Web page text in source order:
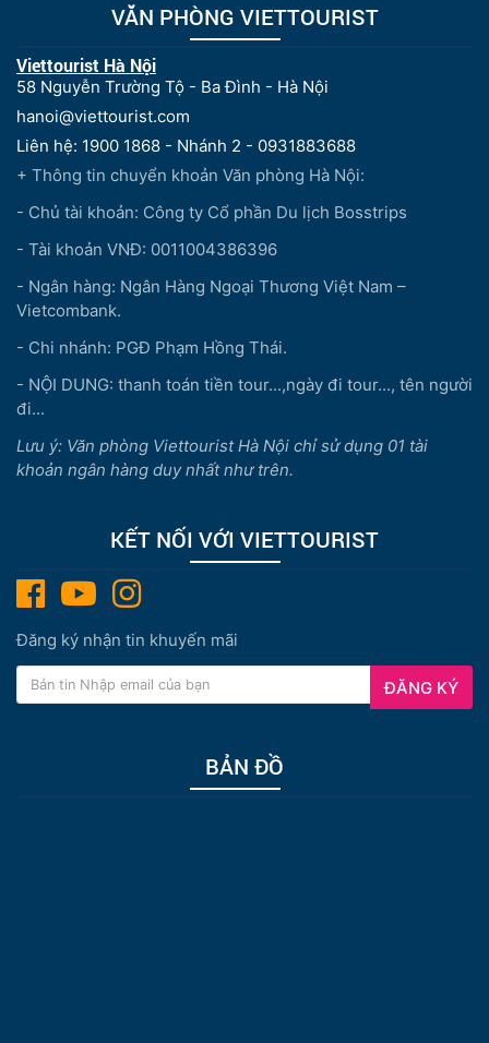
VĂN PHÒNG VIETTOURIST
Viettourist Hà Nội
58 Nguyễn Trường Tộ - Ba Đình - Hà Nội
hanoi@viettourist.com
Liên hệ: 1900 1868 - Nhánh 2 - 0931883688
+ Thông tin chuyển khoản Văn phòng Hà Nội:
- Chủ tài khoản: Công ty Cổ phần Du lịch Bosstrips
- Tài khoản VNĐ: 0011004386396
- Ngân hàng: Ngân Hàng Ngoại Thương Việt Nam –
Vietcombank.
- Chi nhánh: PGĐ Phạm Hồng Thái.
- NỘI DUNG: thanh toán tiền tour...,ngày đi tour..., tên người
đi...
Lưu ý: Văn phòng Viettourist Hà Nội chỉ sử dụng 01 tài
khoản ngân hàng duy nhất như trên.
KẾT NỐI VỚI VIETTOURIST
Đăng ký nhận tin khuyến mãi
ĐĂNG KÝ
BẢN ĐỒ